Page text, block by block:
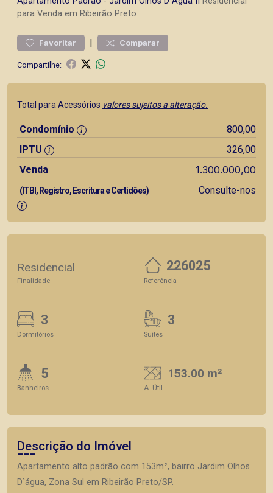
para Venda em Ribeirão Preto
Favoritar | Comparar
Compartilhe:
Total para Acessórios valores sujeitos a alteração.
Condomínio
800,00
IPTU
326,00
Venda
1.300.000,00
(ITBI, Registro, Escritura e Certidões) Consulte-nos
Residencial
Finalidade
226025
Referência
3
Dormitórios
3
Suítes
5
Banheiros
153.00 m²
A. Útil
Descrição do Imóvel
Apartamento alto padrão com 153m², bairro Jardim Olhos
D`água, Zona Sul em Ribeirão Preto/SP.